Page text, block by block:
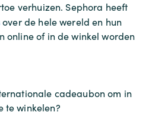
verhuizen. Sephora heeft
over de hele wereld en hun
online of in de winkel worden
cadeaubon om in
te winkelen?